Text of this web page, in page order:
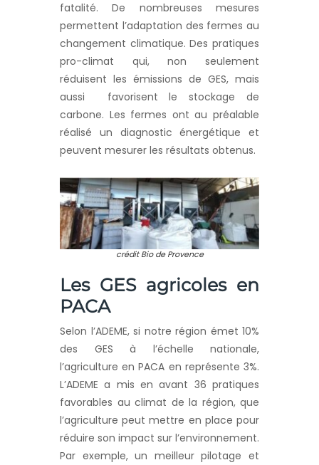
fatalité. De nombreuses mesures
permettent l’adaptation des fermes au
changement climatique. Des pratiques
pro-climat qui, non seulement
réduisent les émissions de GES, mais
aussi favorisent le stockage de
carbone. Les fermes ont au préalable
réalisé un diagnostic énergétique et
peuvent mesurer les résultats obtenus.
crédit Bio de Provence
Les GES agricoles en
PACA
Selon l’ADEME, si notre région émet 10%
des GES à l’échelle nationale,
l’agriculture en PACA en représente 3%.
L’ADEME a mis en avant 36 pratiques
favorables au climat de la région, que
l’agriculture peut mettre en place pour
réduire son impact sur l’environnement.
Par exemple, un meilleur pilotage et